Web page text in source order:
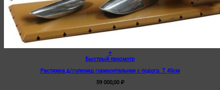
+
Быстрый просмотр
Растяжка д/голенищ горизонтальная с подогр. Т 45см
59 000,00 ₽